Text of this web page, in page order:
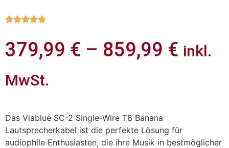

379,99 € – 859,99 € inkl.
MwSt.
Das Viablue SC-2 Single-Wire T8 Banana
Lautsprecherkabel ist die perfekte Lösung für
audiophile Enthusiasten, die ihre Musik in bestmöglicher